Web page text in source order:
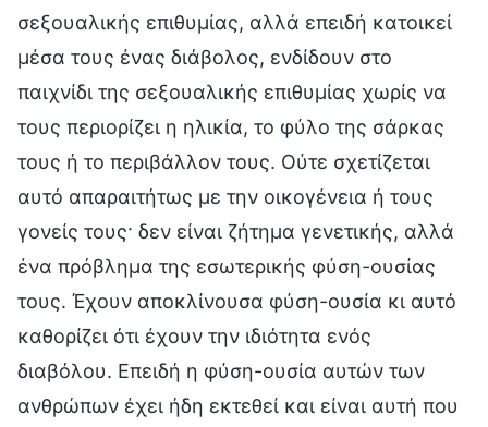
σεξουαλικής επιθυμίας, αλλά επειδή κατοικεί
μέσα τους ένας διάβολος, ενδίδουν στο
παιχνίδι της σεξουαλικής επιθυμίας χωρίς να
τους περιορίζει η ηλικία, το φύλο της σάρκας
τους ή το περιβάλλον τους. Ούτε σχετίζεται
αυτό απαραιτήτως με την οικογένεια ή τους
γονείς τους· δεν είναι ζήτημα γενετικής, αλλά
ένα πρόβλημα της εσωτερικής φύση-ουσίας
τους. Έχουν αποκλίνουσα φύση-ουσία κι αυτό
καθορίζει ότι έχουν την ιδιότητα ενός
διαβόλου. Επειδή η φύση-ουσία αυτών των
ανθρώπων έχει ήδη εκτεθεί και είναι αυτή που